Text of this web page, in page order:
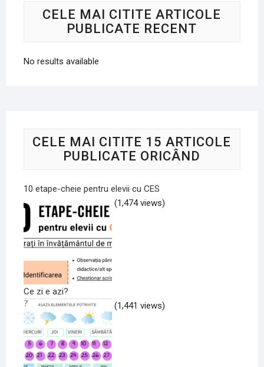
CELE MAI CITITE ARTICOLE
PUBLICATE RECENT
No results available
CELE MAI CITITE 15 ARTICOLE
PUBLICATE ORICÂND
10 etape-cheie pentru elevii cu CES
(1,474 views)
Ce zi e azi?
(1,441 views)